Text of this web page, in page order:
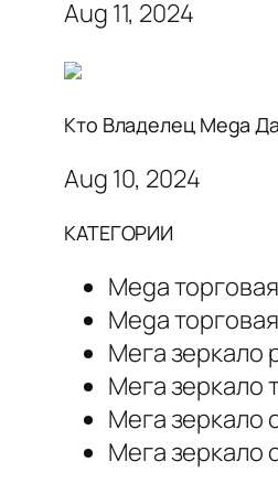
Aug 11, 2024
Кто Владелец Mega
Aug 10, 2024
КАТЕГОРИИ
Mega
Mega
Мега зеркало
Мега зеркало
Мега зеркало
Мега зеркало